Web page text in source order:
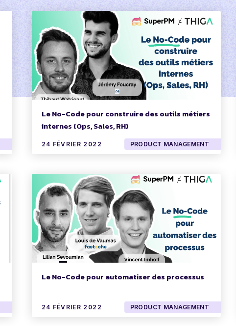
Le No-Code pour construire des outils métiers
internes (Ops, Sales, RH)
24 FÉVRIER 2022 PRODUCT MANAGEMENT
Le No-Code pour automatiser des processus
24 FÉVRIER 2022 PRODUCT MANAGEMENT